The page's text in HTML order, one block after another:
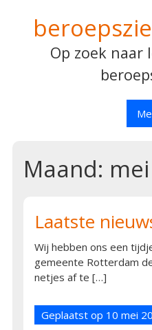
Op zoek
Maand:
Laatste
Wij hebben ons een
gemeente Rotterdam
netjes af te […]
Geplaatst op 10 mei